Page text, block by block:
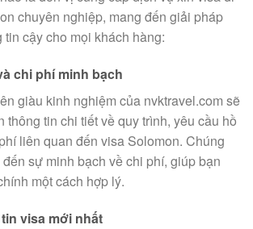
chuyên nghiệp, mang đến giải pháp
tin cậy cho mọi khách hàng:
chi phí minh bạch
giàu kinh nghiệm của nvktravel.com sẽ
thông tin chi tiết về quy trình, yêu cầu hồ
liên quan đến visa Solomon. Chúng
sự minh bạch về chi phí, giúp bạn
một cách hợp lý.
visa mới nhất